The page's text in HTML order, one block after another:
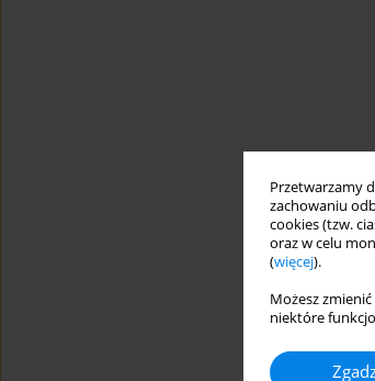
Przetwarzamy
zachowaniu
cookies (tzw.
oraz w celu
(więcej).
Możesz
niektóre